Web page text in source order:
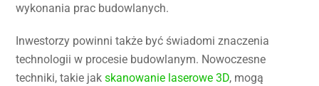
wykonania prac budowlanych.
Inwestorzy powinni także być świadomi znaczenia
technologii w procesie budowlanym. Nowoczesne
techniki, takie jakskanowanie laserowe 3D, mogą